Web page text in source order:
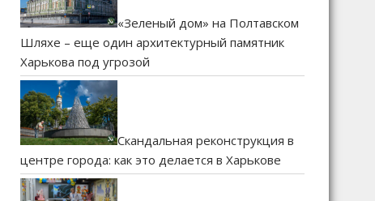
«Зеленый дом» на Полтавском
Шляхе – еще один архитектурный памятник
Харькова под угрозой
Скандальная реконструкция в
центре города: как это делается в Харькове